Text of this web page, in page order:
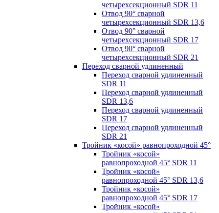
четырехсекционный SDR 11
Отвод 90° сварной
четырехсекционный SDR 13,6
Отвод 90° сварной
четырехсекционный SDR 17
Отвод 90° сварной
четырехсекционный SDR 21
Переход сварной удлиненный
Переход сварной удлиненный
SDR 11
Переход сварной удлиненный
SDR 13,6
Переход сварной удлиненный
SDR 17
Переход сварной удлиненный
SDR 21
Тройник «косой» равнопроходной 45°
Тройник «косой»
равнопроходной 45° SDR 11
Тройник «косой»
равнопроходной 45° SDR 13,6
Тройник «косой»
равнопроходной 45° SDR 17
Тройник «косой»